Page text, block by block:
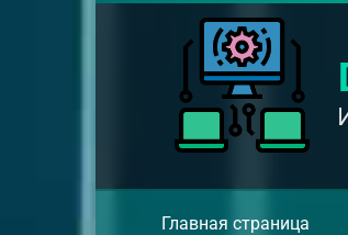
Главная страница